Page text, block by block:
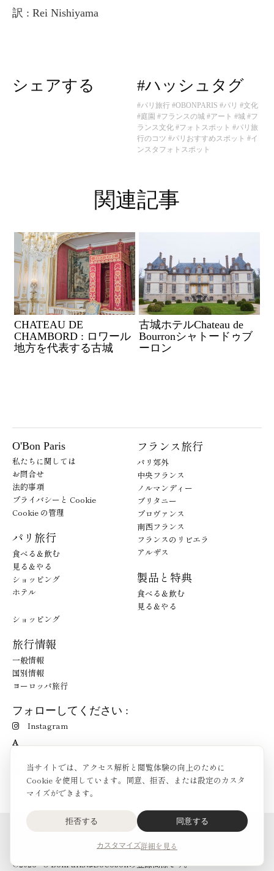
当サイトでは、アクセス解析と閲覧体験の向上のために
Cookie を使用しています。同意、拒否、または設定のカスタ
マイズができます。
拒否する 同意する
カスタマイズ詳細を見る
訳 : Rei Nishiyama
シェアする #ハッシュタグ
#パリ旅行 #OBONPARIS #パリ #文化
#庭園 #フランスの城 #アート #城 #フ
ランス文化 #フォトスポット #パリ旅
行のコツ #パリおすすめスポット #イ
ンスタフォトスポット
関連記事
CHATEAU DE
CHAMBORD : ロワール
地方を代表する古城
古城ホテルChateau de
Bourronシャトードゥブ
ーロン
O'Bon Paris
私たちに関しては
お問合せ
法的事項
プライバシーと Cookie
Cookie の管理
パリ旅行
食べる＆飲む
見る＆やる
ショッピング
ホテル
フランス旅行
パリ郊外
中央フランス
ノルマンディー
ブリタニー
プロヴァンス
南西フランス
フランスのリビエラ
アルザス
製品と特典
食べる＆飲む
見る＆やる
ショッピング
旅行情報
一般情報
国別情報
ヨーロッパ旅行
フォローしてください :
Instagram
A
O'Bon Paris - 148 rue de Courcelles - 75017 Paris
©2026 - O'BonParisはSoCobonの登録商標です。